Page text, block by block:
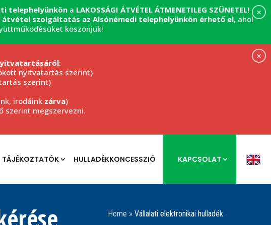
×
telephelyünkön a LAKOSSÁGI ÁTVÉTEL ÁTMENETILEG SZÜNETEL!
átvétel szolgáltatás az Alsónémedi telephelyünkön érhető el, ahol
köszönjük!
×
:
nyitvatartás szerint)
szerint)
irodáink zárva)
szerint megszervezni.
TÁJÉKOZTATÓK HULLADÉKKONCESSZIÓ KAPCSOLAT
Home »Vállalati elektronikai hulladék